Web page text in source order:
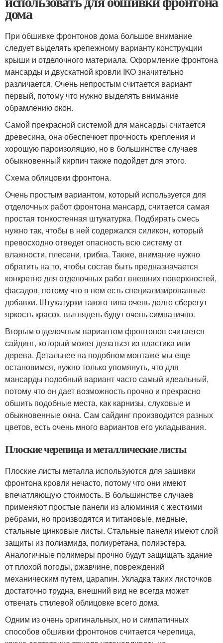
дома
При обшивке фронтонов дома большое внимание
следует выделять крепежному варианту конструкции
крыши и отделочного материала. Оформление фронтона
мансарды и двускатной кровли IKO значительно
различается. Очень непростым считается вариант
первый, потому что нужно выделять внимание
обрамлению окон.
Самой прекрасной системой для мансарды считается
древесина, она обеспечюет прочность крепления и
хорошую пароизоляцию, но в большинстве случаев
обыкновенный кирпич также подойдет для этого.
Схема облицовки фронтона.
Очень простым вариантом, который используется для
отделочных работ фронтона мансард, считается самая
простая тонкостенная штукатурка. Подбирать смесь
нужно так, чтобы в ней содержался силикон, который
превосходно отведет опасность всю систему от
влажности, плесени, грибка. Также, внимание нужно
обратить на то, чтобы состав быть предназначается
конкретно для отделочных работ внешних поверхностей,
фасадов, потому что в нем есть специализированные
добавки. Штукатурки такого типа очень долго сберегут
яркость красок, выглядеть будут очень симпатично.
Вторым отделочным вариантом фронтонов считается
сайдинг, который может делаться из пластика или
дерева. Детальнее на подобном монтаже мы еще
остановимся, нужно только упомянуть, что для
мансарды подобный вариант часто самый идеальный,
потому что он дает возможность прочно и прекрасно
обшить подобные места, как карнизы, слуховые и
обыкновенные окна. Сам сайдинг производится разных
цветов, есть очень много вариантов его укладывания.
Плоские черепица и металлические листы
Плоские листы металла используются для зашивки
фронтона кровли нечасто, потому что они имеют
впечатляющую стоимость. В большинстве случаев
применяют простые панели из алюминия с жесткими
ребрами, но производятся и титановые, медные,
стальные цинковые листы. Стальные панели имеют слой
защиты из полиамида, полиуретана, полиэстера.
Аналогичные полимеры прочно будут защищать здание
от плохой погоды, ржавчине, повреждений
механическим путем, царапин. Укладка таких листочков
достаточно трудна, внешний вид не всегда может
отвечать стилевой облицовке всего дома.
Одним из очень оригинальных, но и симпатичных
способов обшивки фронтонов считается черепица,